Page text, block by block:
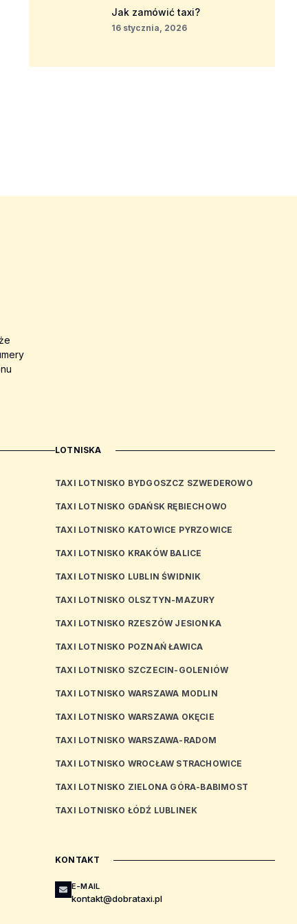
Jak zamówić taxi?
16 stycznia, 2026
LOTNISKA
TAXI LOTNISKO BYDGOSZCZ SZWEDEROWO
TAXI LOTNISKO GDAŃSK RĘBIECHOWO
TAXI LOTNISKO KATOWICE PYRZOWICE
TAXI LOTNISKO KRAKÓW BALICE
TAXI LOTNISKO LUBLIN ŚWIDNIK
TAXI LOTNISKO OLSZTYN-MAZURY
TAXI LOTNISKO RZESZÓW JESIONKA
TAXI LOTNISKO POZNAŃ ŁAWICA
TAXI LOTNISKO SZCZECIN-GOLENIÓW
TAXI LOTNISKO WARSZAWA MODLIN
TAXI LOTNISKO WARSZAWA OKĘCIE
TAXI LOTNISKO WARSZAWA-RADOM
TAXI LOTNISKO WROCŁAW STRACHOWICE
TAXI LOTNISKO ZIELONA GÓRA-BABIMOST
TAXI LOTNISKO ŁÓDŹ LUBLINEK
KONTAKT
E-MAIL
kontakt@dobrataxi.pl